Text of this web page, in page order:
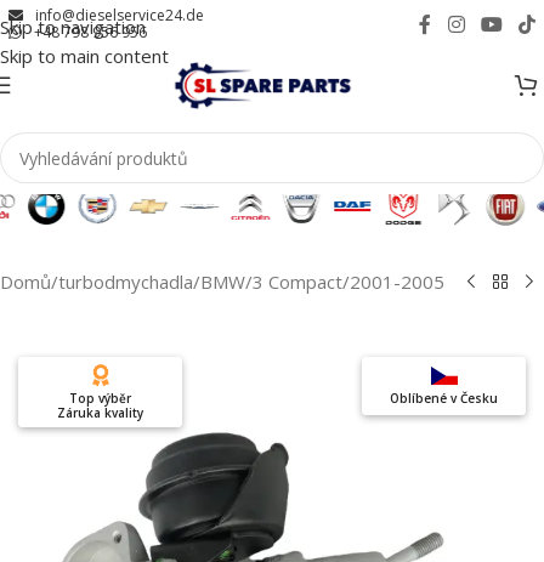
Skip to navigation
Skip to main content
info@dieselservice24.de
+48 798 956 956
Domů/turbodmychadla/BMW/3 Compact/2001-2005
Oblíbené v Česku
Top výběr
Záruka kvality